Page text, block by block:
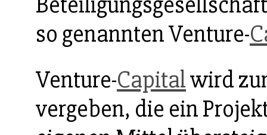
so genannten Venture-
Venture-Capitalwird
vergeben, die ein